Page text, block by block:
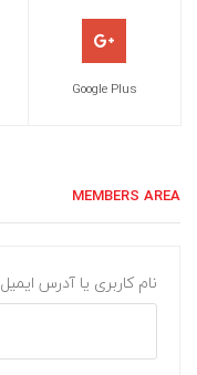
Google Plus
MEMBERS AREA
نام کاربری یا آدرس ایمیل